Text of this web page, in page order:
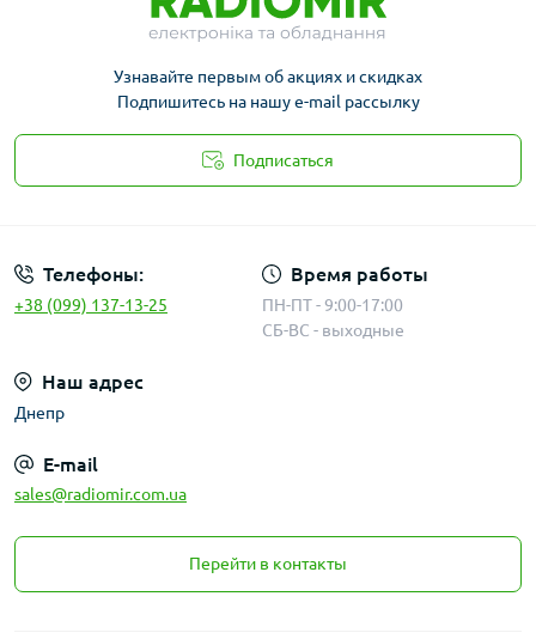
Узнавайте первым об акциях и скидках
Подпишитесь на нашу e-mail рассылку
Подписаться
Телефоны:
+38 (099) 137-13-25
Время работы
ПН-ПТ - 9:00-17:00
СБ-ВС - выходные
Наш адрес
Днепр
E-mail
sales@radiomir.com.ua
Перейти в контакты